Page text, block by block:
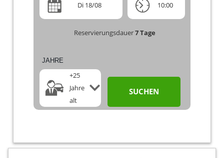
Reservierungsdauer7Tage
Di 18/08 10:00
JAHRE
+25
Jahre
alt
SUCHEN